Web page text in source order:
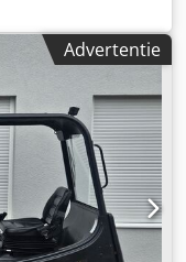
heftrucks op de
uit 2022 aan, die
heftruck voor
slechts ca. 650
onderhouden
volledige service
is uitgerust
eenvoudig te
(voorzetvorken)
Advertentie